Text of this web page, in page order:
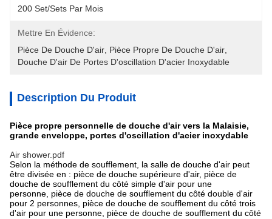
200 Set/Sets Par Mois
Mettre En Évidence:
Pièce De Douche D'air Pièce Propre De Douche D'air
Douche D'air De Portes D'oscillation D'acier Inoxydable
Description Du Produit
Pièce propre personnelle de douche d'air vers la Malaisie,
grande enveloppe, portes d'oscillation d'acier inoxydable
Air shower.pdf
Selon la méthode de soufflement, la salle de douche d'air peut
être divisée en : pièce de douche supérieure d'air, pièce de
douche de soufflement du côté simple d'air pour une
personne, pièce de douche de soufflement du côté double d'air
pour 2 personnes, pièce de douche de soufflement du côté trois
d'air pour une personne, pièce de douche de soufflement du côté